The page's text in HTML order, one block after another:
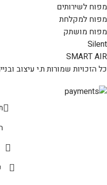
מפוח לשירותים
מפוח למקלחת
מפוח מושתק
Silent
SMART AIR
כל הזכויות שמורות ת.י עיצוב